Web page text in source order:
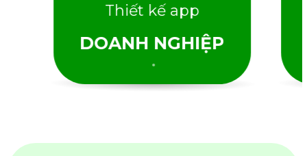
Thiết kế app
DOANH NGHIỆP